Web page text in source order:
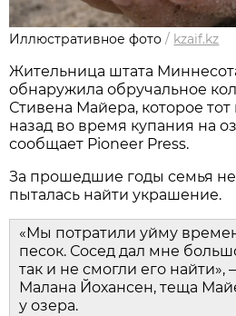
Иллюстративное фото / kzaif.kz
Жительница штата
обнаружила обручальное
Стивена Майера, которое тот
назад во время купания на
сообщает Pioneer Press.
За прошедшие годы семья
пыталась найти украшение.
«Мы потратили уйму
песок. Сосед дал мне
так и не смогли его найти»,
Малана Йохансен, теща
у озера.